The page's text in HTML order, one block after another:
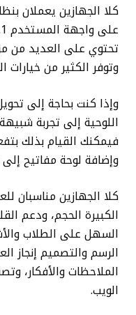
تحتوي على العديد من
وتوفر الكثير من
وإذا كنت بحاجة إلى
اللوحية إلى تجربة
وإضافة لوحة مفاتيح إلى
كلا الجهازين مناسبان
السهل على الطلاب
الرسم والتصميم إنجاز
الملاحظات والأفكار،
الويب.